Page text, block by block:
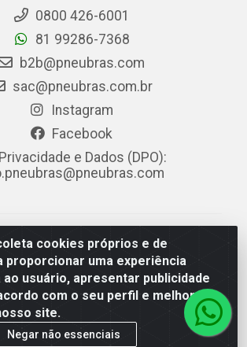
cookies próprios e de
proporcionar uma experiência
usuário, apresentar publicidade
com o seu perfil e melhorar a
site.
Negar não essenciais
0800 426-6001
81 99286-7368
b2b@pneubras.com
sac@pneubras.com.br
Instagram
Facebook
Privacidade e Dados (DPO):
- Rodovia BR-101, KM 82 - Prazeres,
Guararapes/PE - CEP 54.335-000 - CNPJ
0001-05 - Pneubras Comércio de Pneus
Ltda